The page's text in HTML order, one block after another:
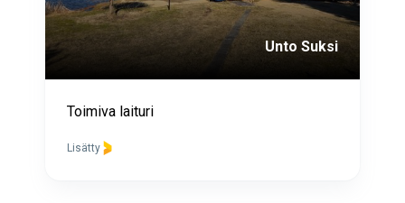
Unto Suksi
Toimiva laituri
Lisätty